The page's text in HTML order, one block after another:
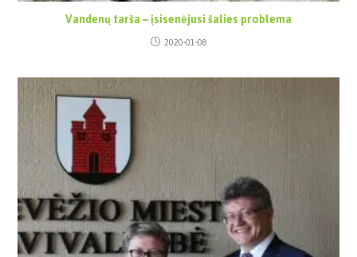
Vandenų tarša – įsisenėjusi šalies problema
2020-01-08